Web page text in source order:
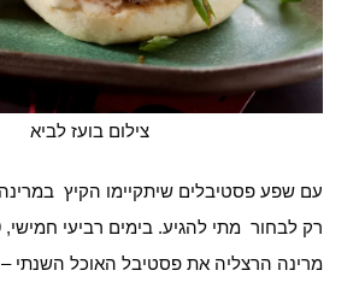
צילום בועז לביא
עם שפע פסטיבלים שיתקיימו הקיץ